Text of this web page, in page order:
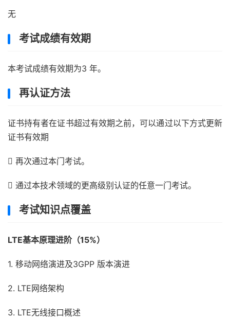
无
考试成绩有效期
本考试成绩有效期为3 年。
再认证方法
证书持有者在证书超过有效期之前，可以通过以下方式更新
证书有效期
 再次通过本门考试。
 通过本技术领域的更高级别认证的任意一门考试。
考试知识点覆盖
LTE基本原理进阶（15%）
1. 移动网络演进及3GPP 版本演进
2. LTE网络架构
3. LTE无线接口概述